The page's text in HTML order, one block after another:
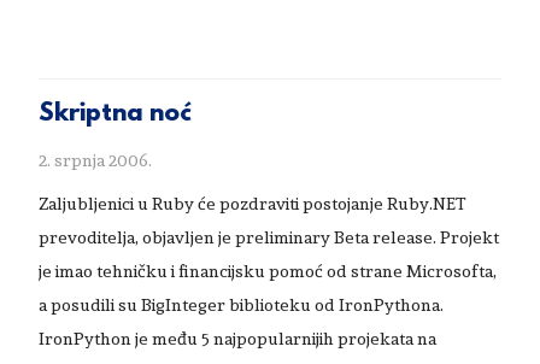
Skriptna noć
2. srpnja 2006.
Zaljubljenici u Ruby će pozdraviti postojanje Ruby.NET
prevoditelja, objavljen je preliminary Beta release. Projekt
je imao tehničku i financijsku pomoć od strane Microsofta,
a posudili su BigInteger biblioteku od IronPythona.
IronPython je među 5 najpopularnijih projekata na